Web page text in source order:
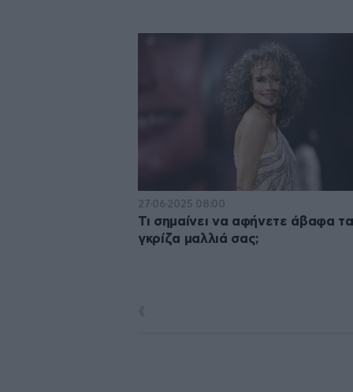
27·06·2025 08:00
Τι σημαίνει να αφήνετε άβαφα τα
γκρίζα μαλλιά σας;